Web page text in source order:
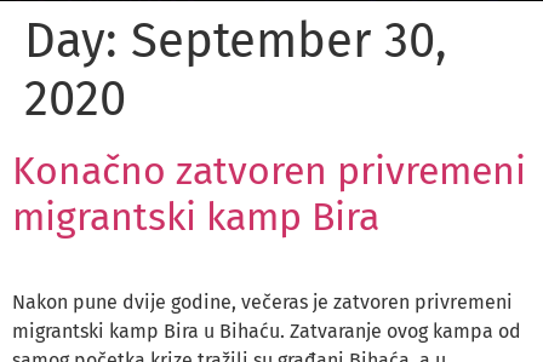
Day: September 30,
2020
Konačno zatvoren privremeni
migrantski kamp Bira
Nakon pune dvije godine, večeras je zatvoren privremeni
migrantski kamp Bira u Bihaću. Zatvaranje ovog kampa od